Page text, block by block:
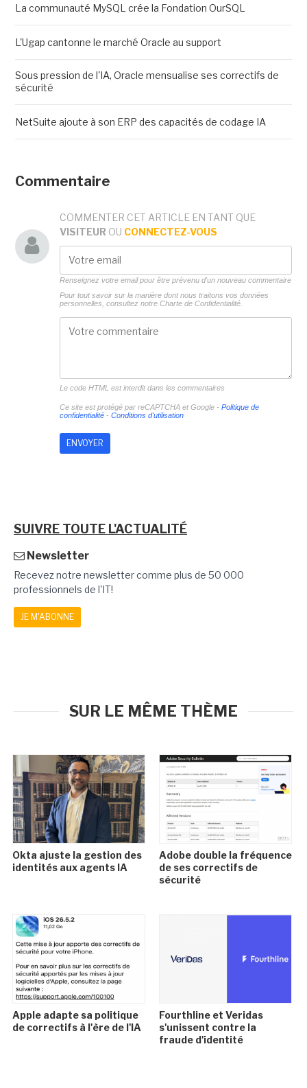
La communauté MySQL crée la Fondation OurSQL
L'Ugap cantonne le marché Oracle au support
Sous pression de l'IA, Oracle mensualise ses correctifs de
sécurité
NetSuite ajoute à son ERP des capacités de codage IA
Commentaire
COMMENTER CET ARTICLE EN TANT QUE
VISITEUR OU CONNECTEZ-VOUS
Renseignez votre email pour être prévenu d'un nouveau commentaire
Pour tout savoir sur la manière dont nous traitons vos données
personnelles, consultez notre Charte de Confidentialité.
Le code HTML est interdit dans les commentaires
Ce site est protégé par reCAPTCHA et Google - Politique de
confidentialité- Conditions d'utilisation
SUIVRE TOUTE L'ACTUALITÉ
Newsletter
Recevez notre newsletter comme plus de 50 000
professionnels de l'IT!
JE M'ABONNE
SUR LE MÊME THÈME
Okta ajuste la gestion des
identités aux agents IA
Adobe double la fréquence
de ses correctifs de
sécurité
Apple adapte sa politique
de correctifs à l'ère de l'IA
Fourthline et Veridas
s'unissent contre la
fraude d'identité